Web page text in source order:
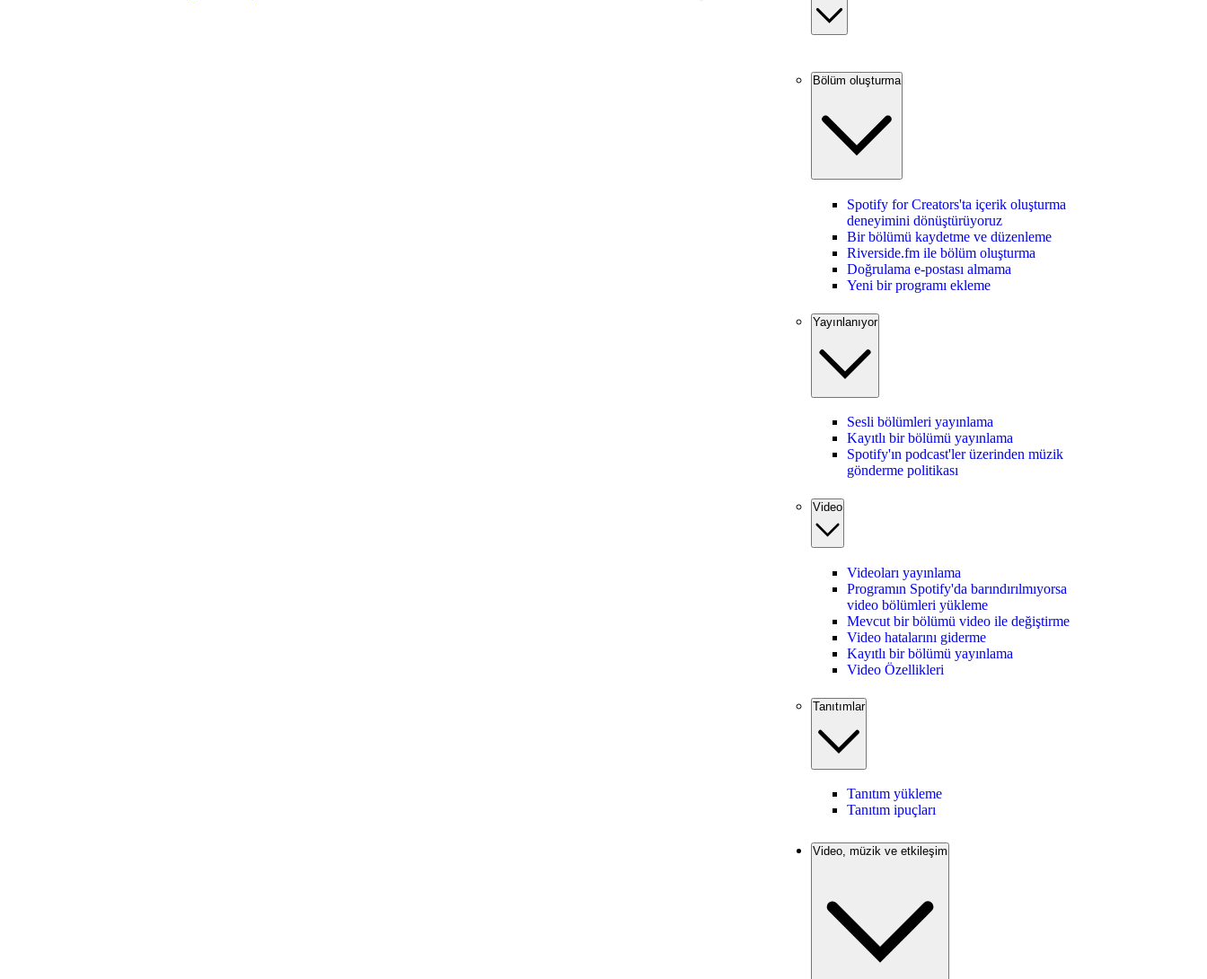
Bölüm oluşturma
Spotify for Creators'ta içerik oluşturma
deneyimini dönüştürüyoruz
Bir bölümü kaydetme ve düzenleme
Riverside.fm ile bölüm oluşturma
Doğrulama e-postası almama
Yeni bir programı ekleme
Yayınlanıyor
Sesli bölümleri yayınlama
Kayıtlı bir bölümü yayınlama
Spotify'ın podcast'ler üzerinden müzik
gönderme politikası
Video
Videoları yayınlama
Programın Spotify'da barındırılmıyorsa
video bölümleri yükleme
Mevcut bir bölümü video ile değiştirme
Video hatalarını giderme
Kayıtlı bir bölümü yayınlama
Video Özellikleri
Tanıtımlar
Tanıtım yükleme
Tanıtım ipuçları
Video, müzik ve etkileşim